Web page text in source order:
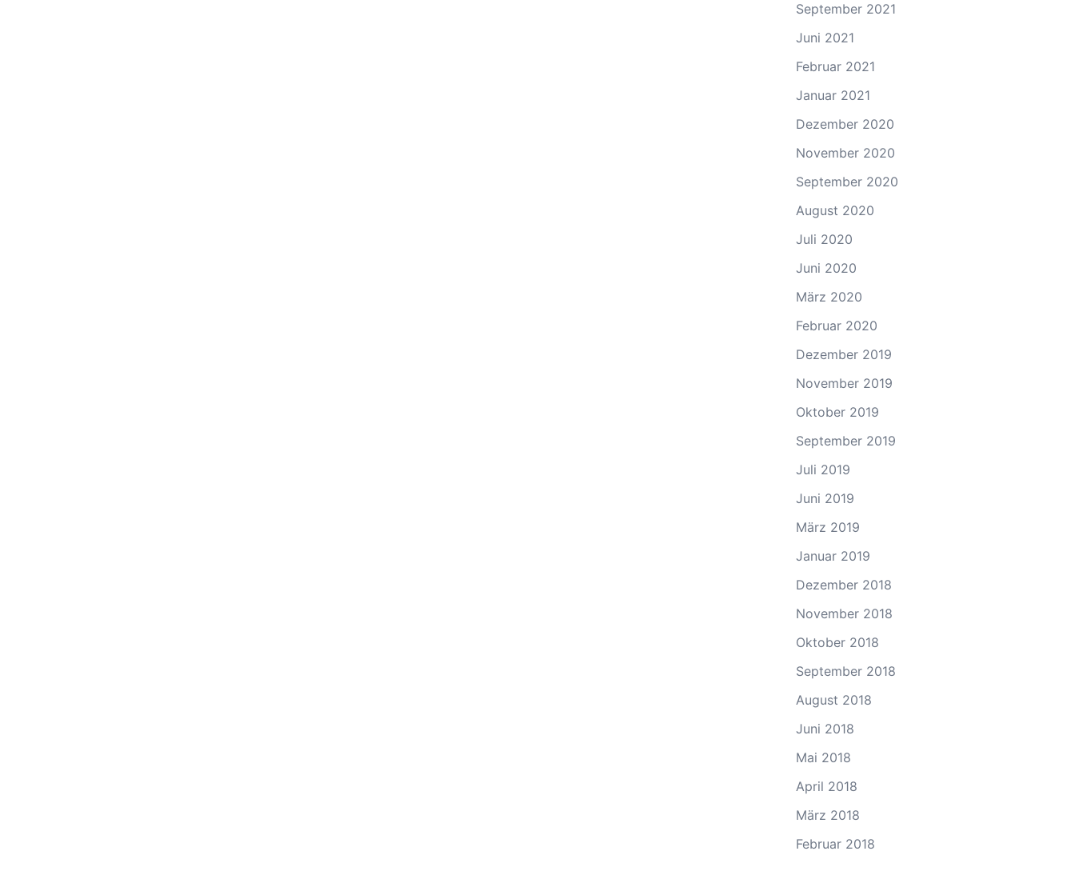
September 2021
Juni 2021
Februar 2021
Januar 2021
Dezember 2020
November 2020
September 2020
August 2020
Juli 2020
Juni 2020
März 2020
Februar 2020
Dezember 2019
November 2019
Oktober 2019
September 2019
Juli 2019
Juni 2019
März 2019
Januar 2019
Dezember 2018
November 2018
Oktober 2018
September 2018
August 2018
Juni 2018
Mai 2018
April 2018
März 2018
Februar 2018